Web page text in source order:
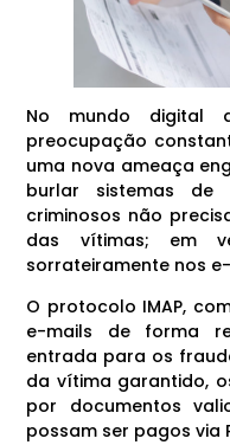
No mundo digital
preocupação
uma nova ameaça
burlar sistemas de
criminosos não
das vítimas; em
sorrateiramente nos
O protocolo IMAP,
e-mails de forma
entrada para os
da vítima garantido,
por documentos
possam ser pagos via